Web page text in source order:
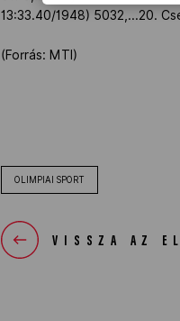
13:33.40/1948) 5032,...20.
(Forrás: MTI)
OLIMPIAI SPORT
VISSZA AZ